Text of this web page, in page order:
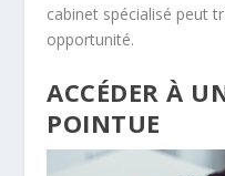
cabinet spécialisé peut
opportunité.
ACCÉDER À
POINTUE